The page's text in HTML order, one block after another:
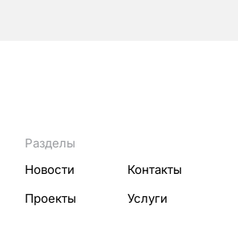
Разделы
Новости
Контакты
Проекты
Услуги